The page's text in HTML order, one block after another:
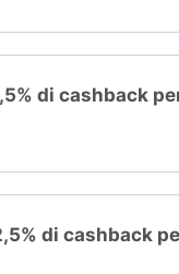
di cashback
di cashback